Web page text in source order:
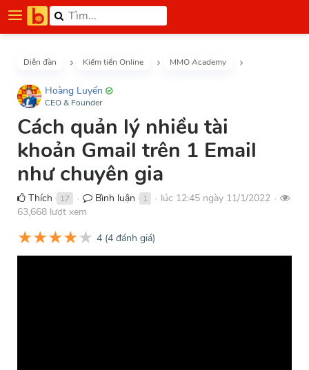
Diễn đàn Kiếm tiền Online MMO Academy
Hoàng Luyến
CEO & Founder
Cách quản lý nhiều tài
khoản Gmail trên 1 Email
như chuyên gia
Thích 17 ● Bình luận 1 ● lúc 12:45 ngày 11/1/2022 ●
63,668 lượt xem
★★★★★ 4 (4 đánh giá)